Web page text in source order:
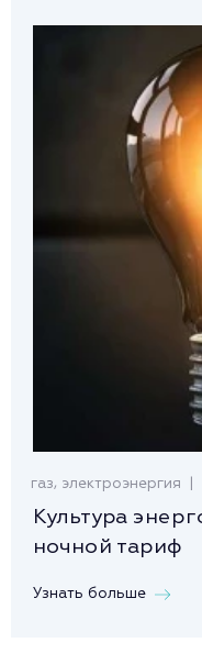
газ, электроэнергия
Культура
ночной тариф
Узнать больше